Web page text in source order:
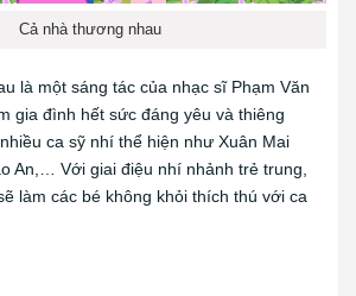
Cả nhà thương nhau
là một sáng tác của nhạc sĩ Phạm Văn
gia đình hết sức đáng yêu và thiêng
ca sỹ nhí thể hiện như Xuân Mai
An,… Với giai điệu nhí nhảnh trẻ trung,
làm các bé không khỏi thích thú với ca